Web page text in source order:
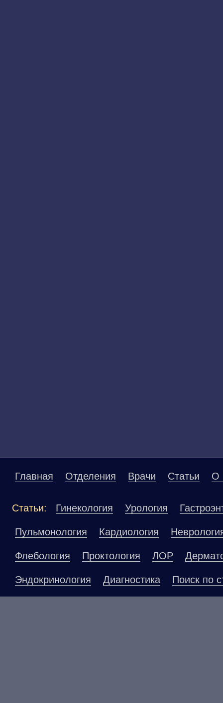
Главная Отделения Врачи Статьи О
Статьи: Гинекология Урология
Пульмонология Кардиология
Флебология Проктология ЛОР
Эндокринология Диагностика Поиск по